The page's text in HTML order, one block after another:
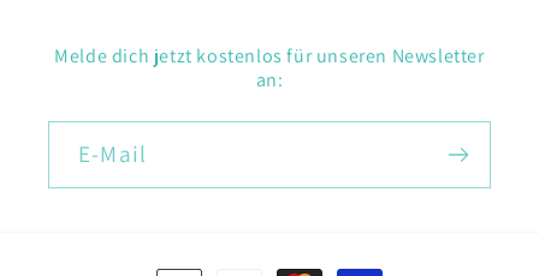
Melde dich jetzt kostenlos für unseren Newsletter
an:
E-Mail